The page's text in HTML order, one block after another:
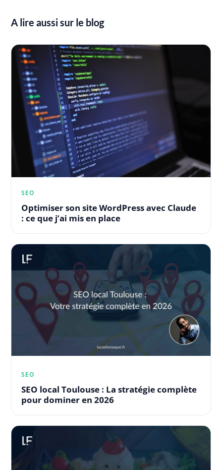
A lire aussi sur le blog
SEO
Optimiser son site WordPress avec Claude
: ce que j’ai mis en place
SEO
SEO local Toulouse : La stratégie complète
pour dominer en 2026